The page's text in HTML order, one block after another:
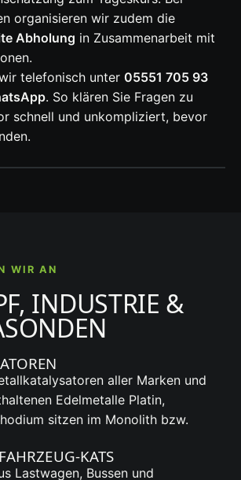
organisieren wir zudem die
Abholung in Zusammenarbeit mit
telefonisch unter 05551 705 93
. So klären Sie Fragen zu
schnell und unkompliziert, bevor
WIR AN
INDUSTRIE &
aller Marken und
Edelmetalle Platin,
sitzen im Monolith bzw.
KATS
Lastwagen, Bussen und